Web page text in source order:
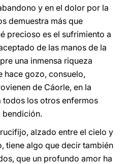
y en el dolor por la
demuestra más que
precioso es el sufrimiento a
de las manos de la
una inmensa riqueza
hace gozo, consuelo,
de Cáorle, en la
todos los otros enfermos
bendición.
alzado entre el cielo y
tiene algo que decir también
que un profundo amor ha